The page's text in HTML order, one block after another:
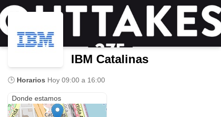
IBM Catalinas
🕒 Horarios Hoy 09:00 a 16:00
Donde estamos